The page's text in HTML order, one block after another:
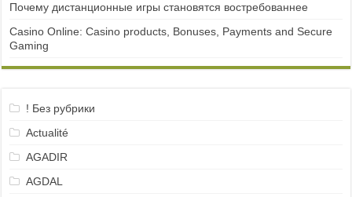
Почему дистанционные игры становятся востребованнее
Casino Online: Casino products, Bonuses, Payments and Secure
Gaming
! Без рубрики
Actualité
AGADIR
AGDAL